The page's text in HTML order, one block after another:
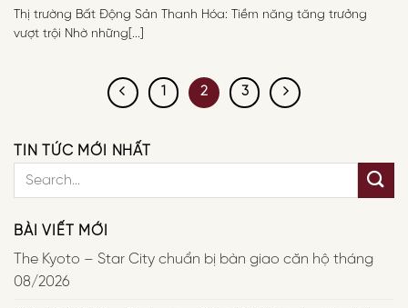
Thị trường Bất Động Sản Thanh Hóa: Tiềm năng tăng trưởng
vượt trội Nhờ những[...]
1 2 3
TIN TỨC MỚI NHẤT
BÀI VIẾT MỚI
The Kyoto – Star City chuẩn bị bàn giao căn hộ tháng
08/2026